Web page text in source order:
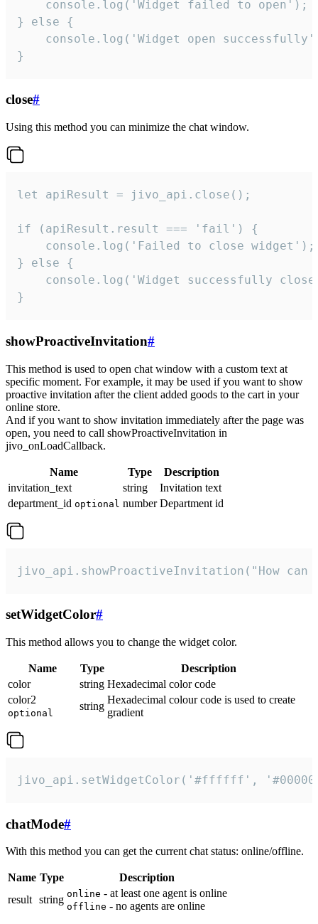
    console.log('Widget failed to open');
} else {
console.log('Widget open
}
close#
Using this method you can minimize the chat window.
let apiResult = jivo_api.close();
if (apiResult.result === 'fail') {
    console.log('Failed to close widget');
} else {
console.log('Widget successfully
}
showProactiveInvitation#
This method is used to open chat window with a custom text at
specific moment. For example, it may be used if you want to show
proactive invitation after the client added goods to the cart in your
online store.
And if you want to show invitation immediately after the page was
open, you need to call showProactiveInvitation in
jivo_onLoadCallback.
Name Type
Description
invitation_text
string
Invitation text
department_id optional number Department id
jivo_api.showProactiveInvitation("How
setWidgetColor#
This method allows you to change the widget color.
Name Type
Description
color
string Hexadecimal color code
color2
optional
string
Hexadecimal colour code is used to create
gradient
jivo_api.setWidgetColor('#ffffff',
chatMode#
With this method you can get the current chat status: online/offline.
Name Type
Description
result string online - at least one agent is online
offline - no agents are online